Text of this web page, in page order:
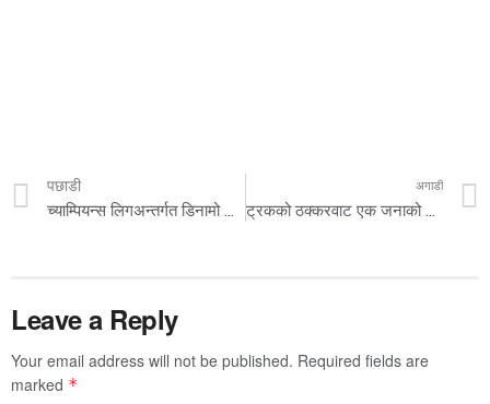
पछाडी अगाडी
Leave a Reply
Your email address will not be published. Required fields are
marked *